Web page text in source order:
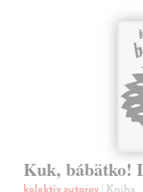
Kuk, bábätko!